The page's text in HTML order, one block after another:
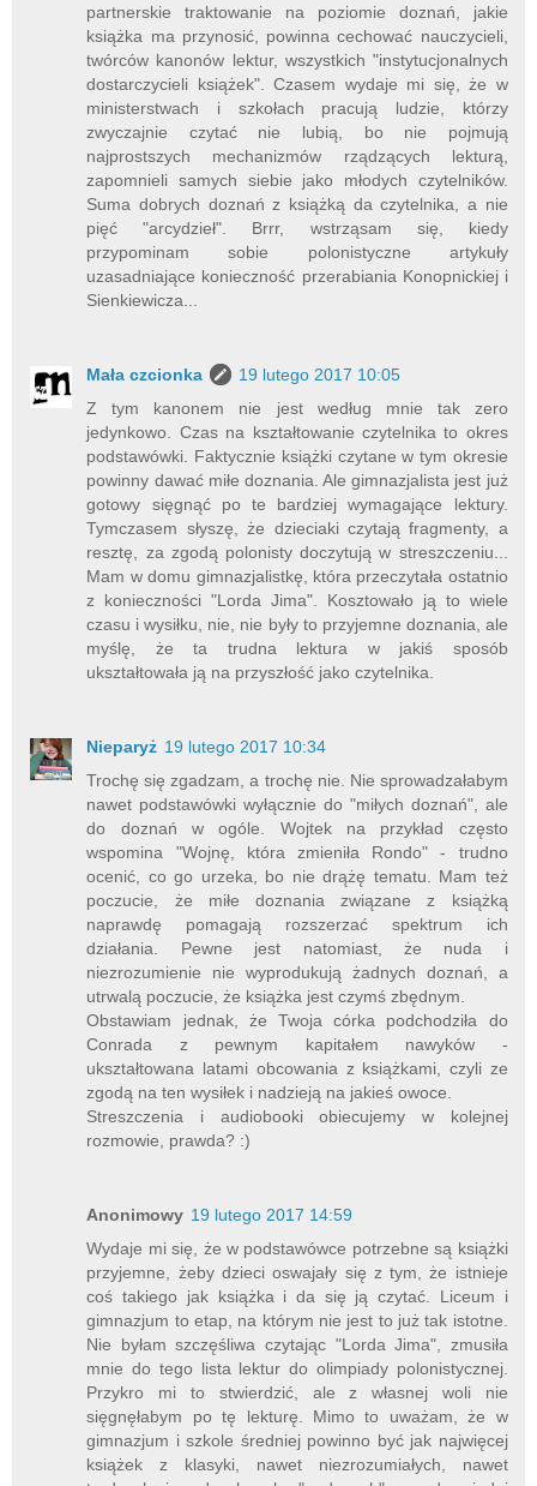
partnerskie traktowanie na poziomie doznań, jakie
książka ma przynosić, powinna cechować nauczycieli,
twórców kanonów lektur, wszystkich "instytucjonalnych
dostarczycieli książek". Czasem wydaje mi się, że w
ministerstwach i szkołach pracują ludzie, którzy
zwyczajnie czytać nie lubią, bo nie pojmują
najprostszych mechanizmów rządzących lekturą,
zapomnieli samych siebie jako młodych czytelników.
Suma dobrych doznań z książką da czytelnika, a nie
pięć "arcydzieł". Brrr, wstrząsam się, kiedy
przypominam sobie polonistyczne artykuły
uzasadniające konieczność przerabiania Konopnickiej i
Sienkiewicza...
Mała czcionka
19 lutego 2017 10:05
Z tym kanonem nie jest według mnie tak zero
jedynkowo. Czas na kształtowanie czytelnika to okres
podstawówki. Faktycznie książki czytane w tym okresie
powinny dawać miłe doznania. Ale gimnazjalista jest już
gotowy sięgnąć po te bardziej wymagające lektury.
Tymczasem słyszę, że dzieciaki czytają fragmenty, a
resztę, za zgodą polonisty doczytują w streszczeniu...
Mam w domu gimnazjalistkę, która przeczytała ostatnio
z konieczności "Lorda Jima". Kosztowało ją to wiele
czasu i wysiłku, nie, nie były to przyjemne doznania, ale
myślę, że ta trudna lektura w jakiś sposób
ukształtowała ją na przyszłość jako czytelnika.
Nieparyż 19 lutego 2017 10:34
Trochę się zgadzam, a trochę nie. Nie sprowadzałabym
nawet podstawówki wyłącznie do "miłych doznań", ale
do doznań w ogóle. Wojtek na przykład często
wspomina "Wojnę, która zmieniła Rondo" - trudno
ocenić, co go urzeka, bo nie drążę tematu. Mam też
poczucie, że miłe doznania związane z książką
naprawdę pomagają rozszerzać spektrum ich
działania. Pewne jest natomiast, że nuda i
niezrozumienie nie wyprodukują żadnych doznań, a
utrwalą poczucie, że książka jest czymś zbędnym.
Obstawiam jednak, że Twoja córka podchodziła do
Conrada z pewnym kapitałem nawyków -
ukształtowana latami obcowania z książkami, czyli ze
zgodą na ten wysiłek i nadzieją na jakieś owoce.
Streszczenia i audiobooki obiecujemy w kolejnej
rozmowie, prawda? :)
Anonimowy 19 lutego 2017 14:59
Wydaje mi się, że w podstawówce potrzebne są książki
przyjemne, żeby dzieci oswajały się z tym, że istnieje
coś takiego jak książka i da się ją czytać. Liceum i
gimnazjum to etap, na którym nie jest to już tak istotne.
Nie byłam szczęśliwa czytając "Lorda Jima", zmusiła
mnie do tego lista lektur do olimpiady polonistycznej.
Przykro mi to stwierdzić, ale z własnej woli nie
sięgnęłabym po tę lekturę. Mimo to uważam, że w
gimnazjum i szkole średniej powinno być jak najwięcej
książek z klasyki, nawet niezrozumiałych, nawet